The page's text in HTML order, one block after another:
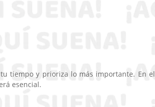
tiempo y prioriza lo más importante. En el
esencial.